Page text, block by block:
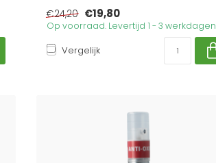
€24,20 €19,80
Op voorraad. Levertijd 1 - 3 werkdagen
Vergelijk